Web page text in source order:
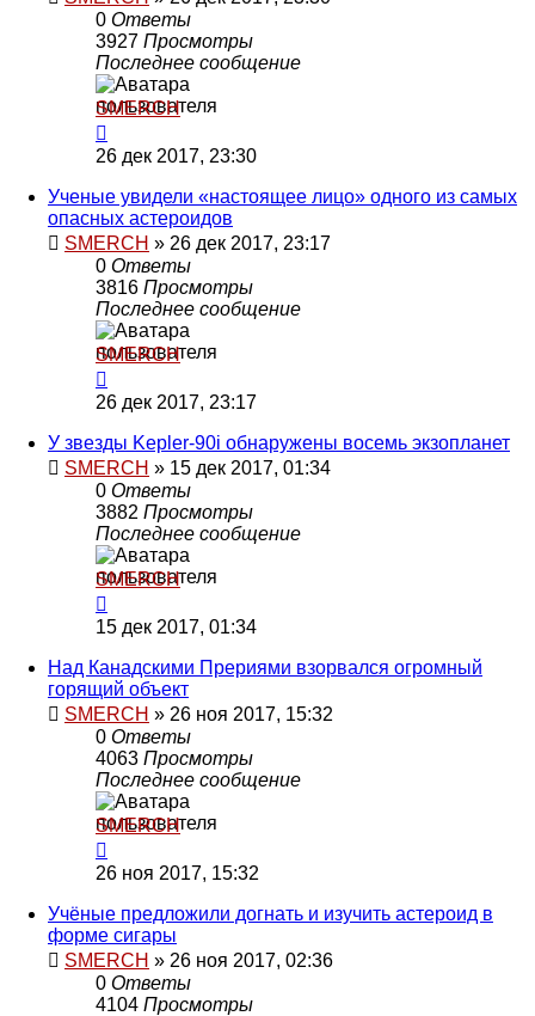
0 Ответы
3927 Просмотры
Последнее сообщение
SMERCH
26 дек 2017, 23:30
Ученые увидели «настоящее лицо» одного из самых
опасных астероидов
SMERCH » 26 дек 2017, 23:17
0 Ответы
3816 Просмотры
Последнее сообщение
SMERCH
26 дек 2017, 23:17
У звезды Kepler-90i обнаружены восемь экзопланет
SMERCH » 15 дек 2017, 01:34
0 Ответы
3882 Просмотры
Последнее сообщение
SMERCH
15 дек 2017, 01:34
Над Канадскими Прериями взорвался огромный
горящий объект
SMERCH » 26 ноя 2017, 15:32
0 Ответы
4063 Просмотры
Последнее сообщение
SMERCH
26 ноя 2017, 15:32
Учёные предложили догнать и изучить астероид в
форме сигары
SMERCH » 26 ноя 2017, 02:36
0 Ответы
4104 Просмотры